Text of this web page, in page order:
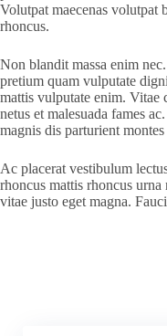
Volutpat maecenas volutpat
rhoncus.
Non blandit massa enim
pretium quam vulputate
mattis vulputate enim. Vitae
netus et malesuada fames
magnis dis parturient
Ac placerat vestibulum
rhoncus mattis rhoncus urna
vitae justo eget magna.